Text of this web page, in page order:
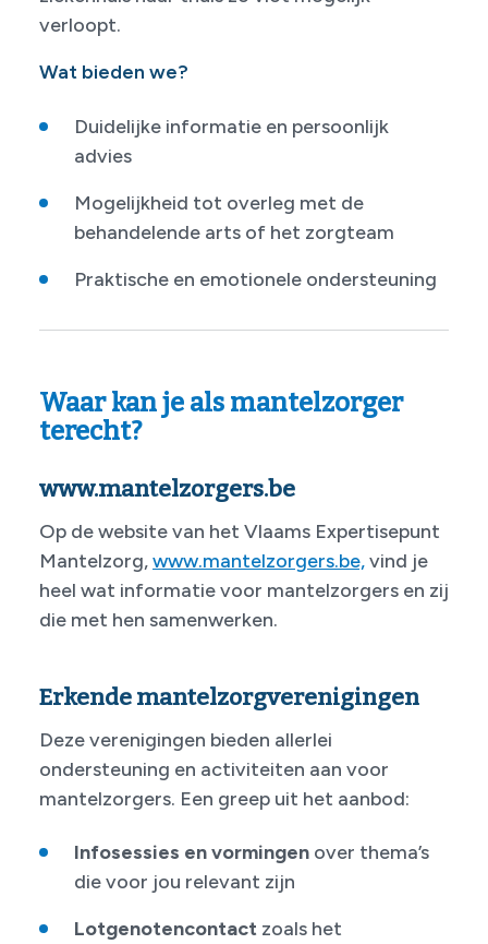
verloopt.
Wat bieden we?
Duidelijke informatie en persoonlijk
advies
Mogelijkheid tot overleg met de
behandelende arts of het zorgteam
Praktische en emotionele ondersteuning
Waar kan je als mantelzorger
terecht?
www.mantelzorgers.be
Op de website van het Vlaams Expertisepunt
Mantelzorg,www.mantelzorgers.be,vind je
heel wat informatie voor mantelzorgers en zij
die met hen samenwerken.
Erkende mantelzorgverenigingen
Deze verenigingen bieden allerlei
ondersteuning en activiteiten aan voor
mantelzorgers. Een greep uit het aanbod:
Infosessies en vormingen over thema’s
die voor jou relevant zijn
Lotgenotencontact zoals het